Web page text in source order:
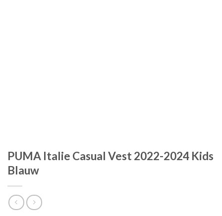
PUMA Italie Casual Vest 2022-2024 Kids
Blauw